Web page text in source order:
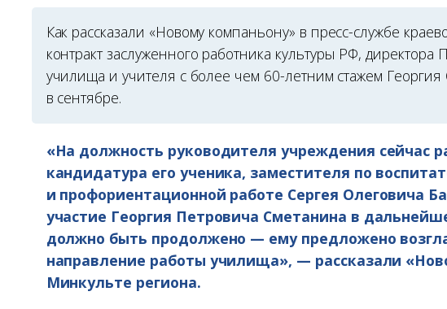
Как рассказали «Новому компаньону» в пресс-службе
контракт заслуженного работника культуры РФ, директора
училища и учителя с более чем 60-летним стажем
в сентябре.
«На должность руководителя учреждения сейчас
кандидатура его ученика, заместителя по
и профориентационной работе Сергея Олеговича
участие Георгия Петровича Сметанина в
должно быть продолжено — ему предложено
направление работы училища», — рассказали
Минкульте региона.